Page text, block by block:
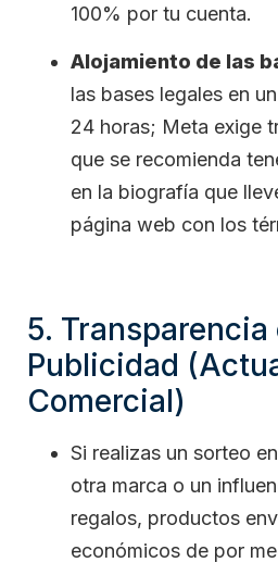
100% por tu cuenta.
Alojamiento de las
las bases legales en
24 horas; Meta exige
que se recomienda
en la biografía que
página web con los
5. Transparencia
Publicidad
Comercial)
Si realizas un sorteo
otra marca o un
regalos, productos
económicos de por